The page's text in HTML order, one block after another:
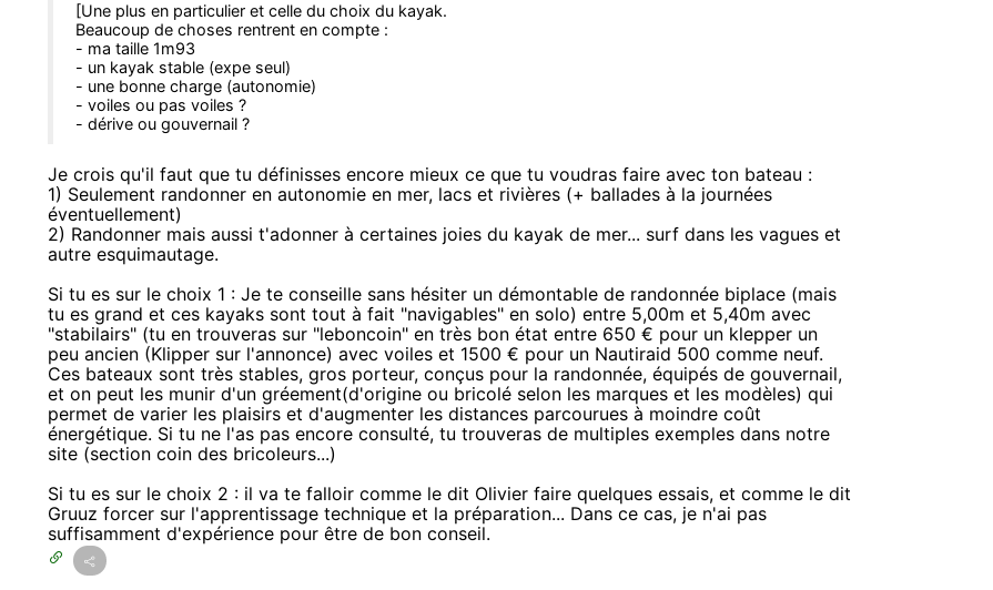
[Une plus en particulier et celle du choix du kayak.
Beaucoup de choses rentrent en compte :
- ma taille 1m93
- un kayak stable (expe seul)
- une bonne charge (autonomie)
- voiles ou pas voiles ?
- dérive ou gouvernail ?
Je crois qu'il faut que tu définisses encore mieux ce que tu voudras faire avec ton bateau :
1) Seulement randonner en autonomie en mer, lacs et rivières (+ ballades à la journées
éventuellement)
2) Randonner mais aussi t'adonner à certaines joies du kayak de mer... surf dans les vagues et
autre esquimautage.
Si tu es sur le choix 1 : Je te conseille sans hésiter un démontable de randonnée biplace (mais
tu es grand et ces kayaks sont tout à fait "navigables" en solo) entre 5,00m et 5,40m avec
"stabilairs" (tu en trouveras sur "leboncoin" en très bon état entre 650 € pour un klepper un
peu ancien (Klipper sur l'annonce) avec voiles et 1500 € pour un Nautiraid 500 comme neuf.
Ces bateaux sont très stables, gros porteur, conçus pour la randonnée, équipés de gouvernail,
et on peut les munir d'un gréement(d'origine ou bricolé selon les marques et les modèles) qui
permet de varier les plaisirs et d'augmenter les distances parcourues à moindre coût
énergétique. Si tu ne l'as pas encore consulté, tu trouveras de multiples exemples dans notre
site (section coin des bricoleurs...)
Si tu es sur le choix 2 : il va te falloir comme le dit Olivier faire quelques essais, et comme le dit
Gruuz forcer sur l'apprentissage technique et la préparation... Dans ce cas, je n'ai pas
suffisamment d'expérience pour être de bon conseil.